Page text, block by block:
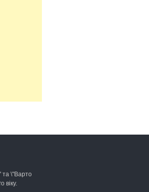
та \"Варто
віку.